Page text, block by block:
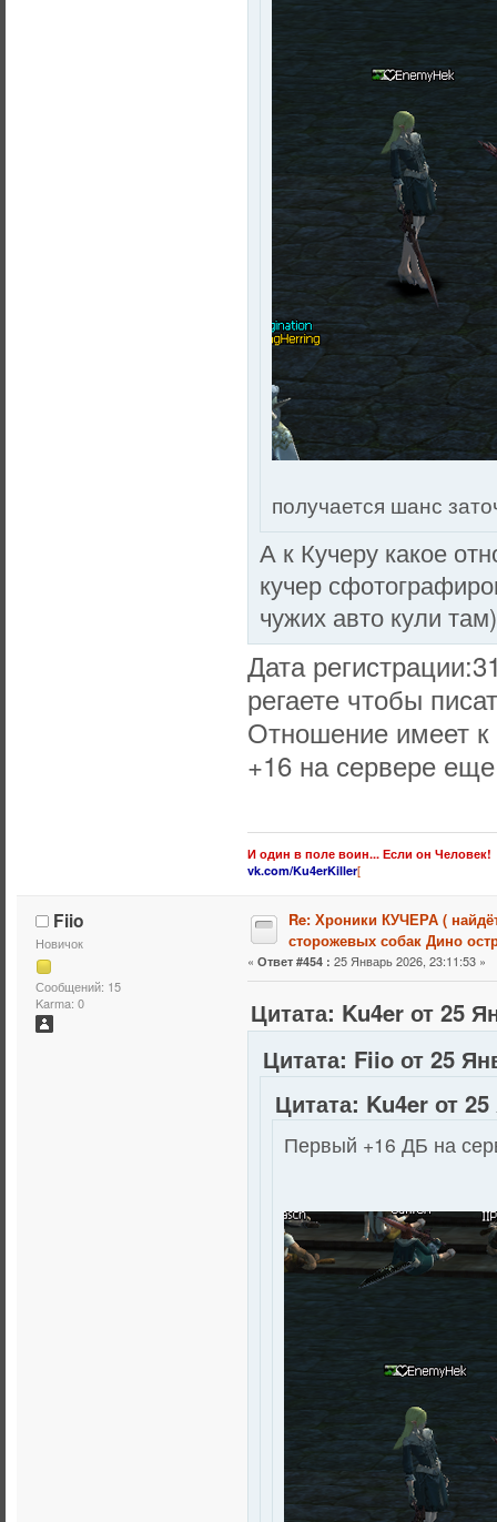
получается шанс
А к Кучеру какое
кучер
чужих авто кули там)
Дата
регаете чтобы
Отношение имеет
+16 на сервере
И один в поле воин... Если он Человек!
vk.com/Ku4erKiller[
Fiio
Новичок
Сообщений: 15
Karma: 0
Re: Хроники КУЧЕРА (
сторожевых собак Дино
« Ответ #454 : 25 Январь 2026, 23:11:53 »
Цитата: Ku4er от 25
Цитата: Fiio от 25
Цитата: Ku4er от
Первый +16 ДБ на